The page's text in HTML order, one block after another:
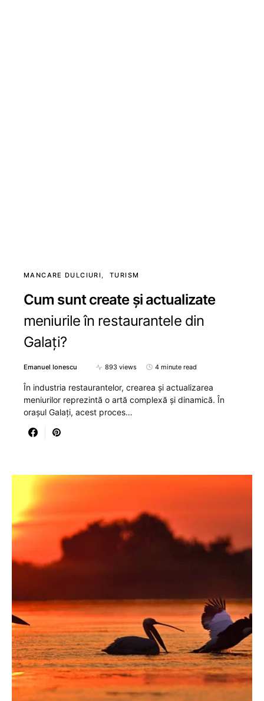
MANCARE DULCIURI TURISM
Cum sunt create și actualizate
meniurile în restaurantele din
Galați?
Emanuel Ionescu 893 views 4 minute read
În industria restaurantelor, crearea și actualizarea
meniurilor reprezintă o artă complexă și dinamică. În
orașul Galați, acest proces…